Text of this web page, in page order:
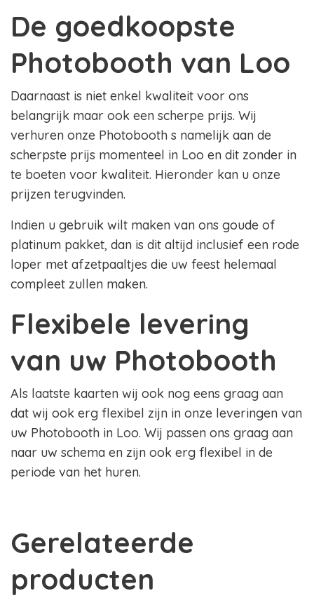
De goedkoopste
Photobooth van Loo
Daarnaast is niet enkel kwaliteit voor ons
belangrijk maar ook een scherpe prijs. Wij
verhuren onze Photobooth s namelijk aan de
scherpste prijs momenteel in Loo en dit zonder in
te boeten voor kwaliteit. Hieronder kan u onze
prijzen terugvinden.
Indien u gebruik wilt maken van ons goude of
platinum pakket, dan is dit altijd inclusief een rode
loper met afzetpaaltjes die uw feest helemaal
compleet zullen maken.
Flexibele levering
van uw Photobooth
Als laatste kaarten wij ook nog eens graag aan
dat wij ook erg flexibel zijn in onze leveringen van
uw Photobooth in Loo. Wij passen ons graag aan
naar uw schema en zijn ook erg flexibel in de
periode van het huren.
Gerelateerde
producten